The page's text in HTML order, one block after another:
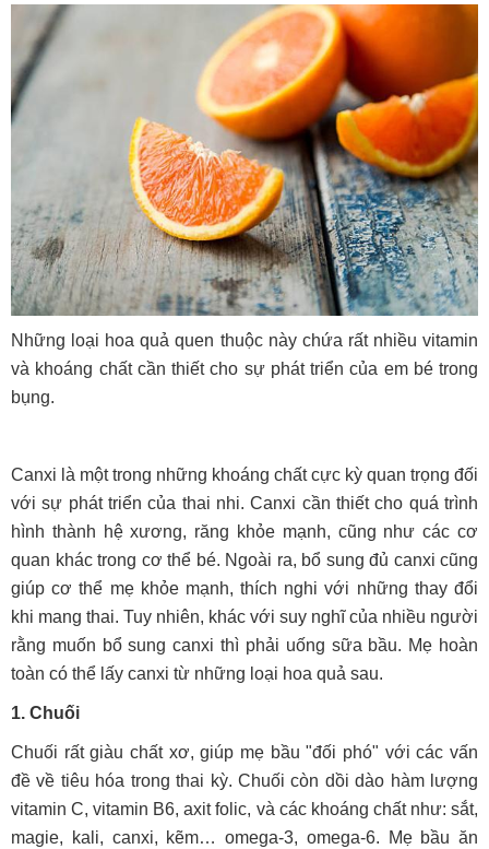
Những loại hoa quả quen thuộc này chứa rất nhiều vitamin
và khoáng chất cần thiết cho sự phát triển của em bé trong
bụng.
Canxi là một trong những khoáng chất cực kỳ quan trọng đối
với sự phát triển của thai nhi. Canxi cần thiết cho quá trình
hình thành hệ xương, răng khỏe mạnh, cũng như các cơ
quan khác trong cơ thể bé. Ngoài ra, bổ sung đủ canxi cũng
giúp cơ thể mẹ khỏe mạnh, thích nghi với những thay đổi
khi mang thai. Tuy nhiên, khác với suy nghĩ của nhiều người
rằng muốn bổ sung canxi thì phải uống sữa bầu. Mẹ hoàn
toàn có thể lấy canxi từ những loại hoa quả sau.
1. Chuối
Chuối rất giàu chất xơ, giúp mẹ bầu "đối phó" với các vấn
đề về tiêu hóa trong thai kỳ. Chuối còn dồi dào hàm lượng
vitamin C, vitamin B6, axit folic, và các khoáng chất như: sắt,
magie, kali, canxi, kẽm… omega-3, omega-6. Mẹ bầu ăn